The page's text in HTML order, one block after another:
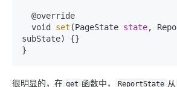
  void
set (PageState state,
subState) {}
}
很明显的，在 get 函数中， ReportState 从